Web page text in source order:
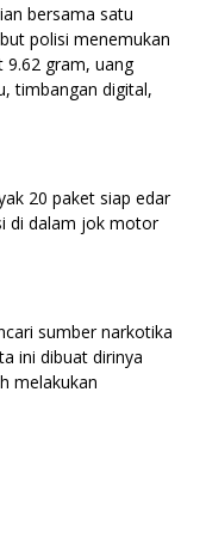
bersama satu
polisi menemukan
9.62 gram, uang
timbangan digital,
20 paket siap edar
di dalam jok motor
sumber narkotika
ini dibuat dirinya
melakukan